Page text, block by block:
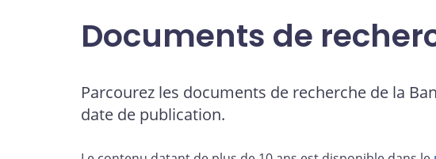
Documents de
Parcourez les documents de recherche de la
date de publication.